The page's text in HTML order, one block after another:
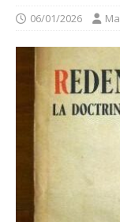
06/01/2026